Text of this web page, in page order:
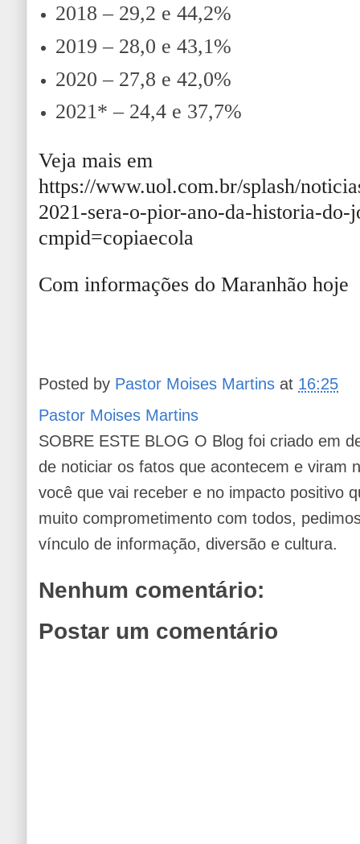
2018 – 29,2 e 44,2%
2019 – 28,0 e 43,1%
2020 – 27,8 e 42,0%
2021* – 24,4 e 37,7%
Veja mais em
https://www.uol.com.br/splash/
2021-sera-o-pior-ano-da-historia-
cmpid=copiaecola
Com informações do Maranhão hoje
Posted by Pastor Moises Martins at 16:25
Pastor Moises Martins
SOBRE ESTE BLOG O Blog foi criado em
de noticiar os fatos que acontecem e viram
você que vai receber e no impacto positivo
muito comprometimento com todos,
vínculo de informação, diversão e cultura.
Nenhum comentário:
Postar um comentário